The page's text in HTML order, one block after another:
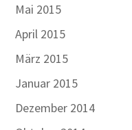
Mai 2015
April 2015
März 2015
Januar 2015
Dezember 2014